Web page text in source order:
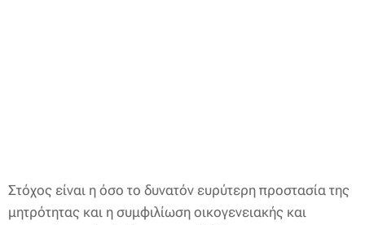
Στόχος είναι η όσο το δυνατόν ευρύτερη προστασία της
μητρότητας και η συμφιλίωση οικογενειακής και